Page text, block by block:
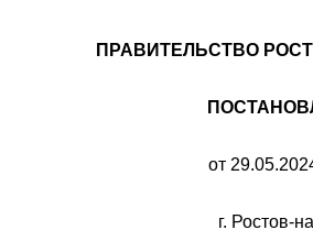
ПРАВИТЕЛЬСТВО
от
г. Ростов-